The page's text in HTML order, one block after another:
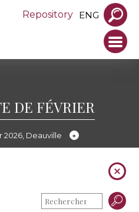
Repository ENG
DE FÉVRIER
2026, Deauville